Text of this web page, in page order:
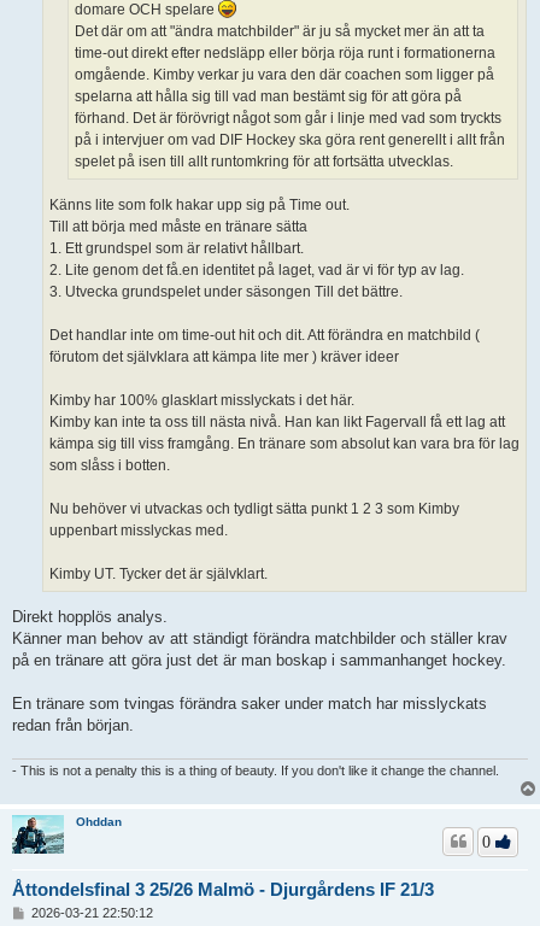
domare OCH spelare
Det där om att "ändra matchbilder" är ju så mycket mer än att ta
time-out direkt efter nedsläpp eller börja röja runt i formationerna
omgående. Kimby verkar ju vara den där coachen som ligger på
spelarna att hålla sig till vad man bestämt sig för att göra på
förhand. Det är förövrigt något som går i linje med vad som tryckts
på i intervjuer om vad DIF Hockey ska göra rent generellt i allt från
spelet på isen till allt runtomkring för att fortsätta utvecklas.
Känns lite som folk hakar upp sig på Time out.
Till att börja med måste en tränare sätta
1. Ett grundspel som är relativt hållbart.
2. Lite genom det få.en identitet på laget, vad är vi för typ av lag.
3. Utvecka grundspelet under säsongen Till det bättre.
Det handlar inte om time-out hit och dit. Att förändra en matchbild (
förutom det självklara att kämpa lite mer ) kräver ideer
Kimby har 100% glasklart misslyckats i det här.
Kimby kan inte ta oss till nästa nivå. Han kan likt Fagervall få ett lag att
kämpa sig till viss framgång. En tränare som absolut kan vara bra för lag
som slåss i botten.
Nu behöver vi utvackas och tydligt sätta punkt 1 2 3 som Kimby
uppenbart misslyckas med.
Kimby UT. Tycker det är självklart.
Direkt hopplös analys.
Känner man behov av att ständigt förändra matchbilder och ställer krav
på en tränare att göra just det är man boskap i sammanhanget hockey.
En tränare som tvingas förändra saker under match har misslyckats
redan från början.
- This is not a penalty this is a thing of beauty. If you don't like it change the channel.
Ohddan
Åttondelsfinal 3 25/26 Malmö - Djurgårdens IF 21/3
0
2026-03-21 22:50:12